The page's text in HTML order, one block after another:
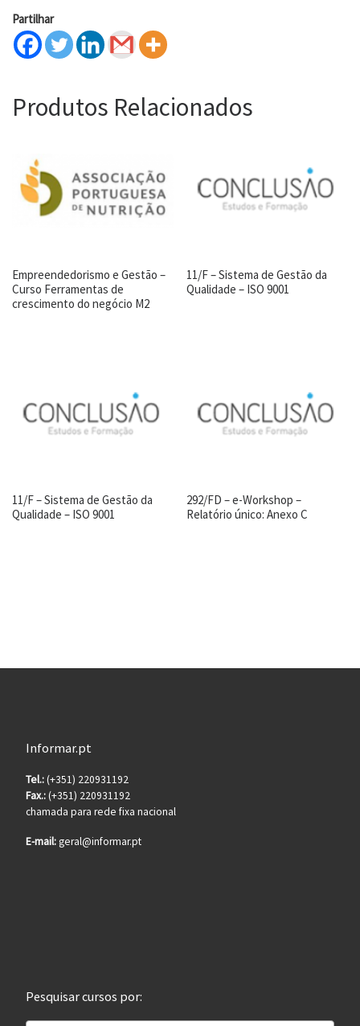
Partilhar
Produtos Relacionados
Empreendedorismo e Gestão –
Curso Ferramentas de
crescimento do negócio M2
11/F – Sistema de Gestão da
Qualidade – ISO 9001
11/F – Sistema de Gestão da
Qualidade – ISO 9001
292/FD – e-Workshop –
Relatório único: Anexo C
Informar.pt
Tel.:(+351) 220931192
Fax.:(+351) 220931192
chamada para rede fixa nacional
E-mail:geral@informar.pt
Pesquisar cursos por: